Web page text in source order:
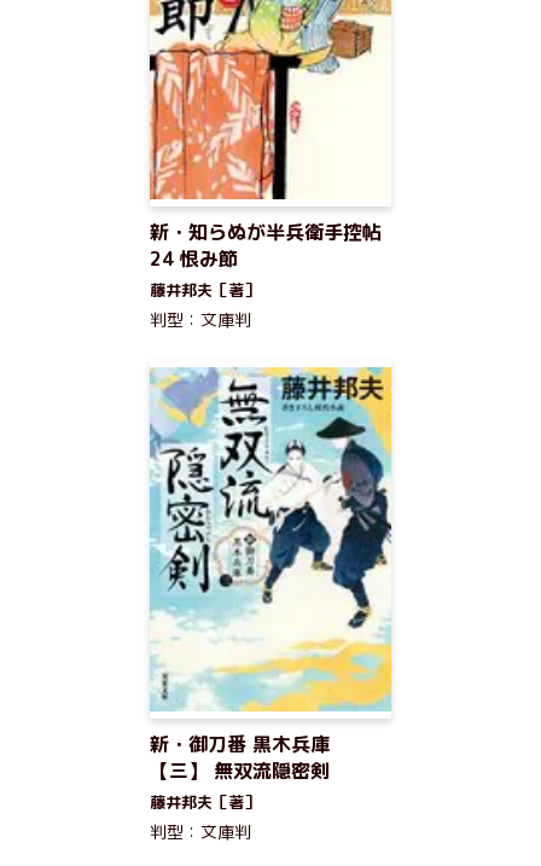
新・知らぬが半兵衛手控帖
24 恨み節
藤井邦夫［著］
判型：文庫判
新・御刀番 黒木兵庫
【三】 無双流隠密剣
藤井邦夫［著］
判型：文庫判